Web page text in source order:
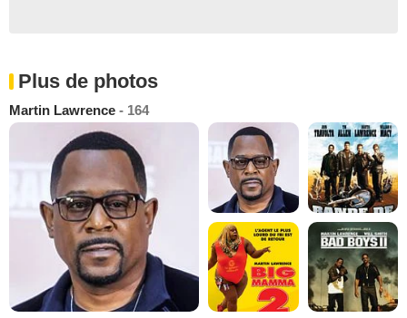
Plus de photos
Martin Lawrence - 164